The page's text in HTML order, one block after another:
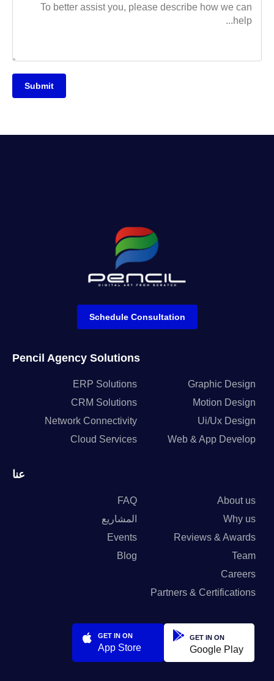
Submit
Pencil Agency Solutions
Graphic Design
Motion Design
Ui/Ux Design
Web & App Develop
ERP Solutions
CRM Solutions
Network Connectivity
Cloud Services
عنا
About us
Why us
Reviews & Awards
Team
Careers
Partners & Certifications
FAQ
المشاريع
Events
Blog
GET IN ON
Google Play
GET IN ON
App Store
Schedule Consultation